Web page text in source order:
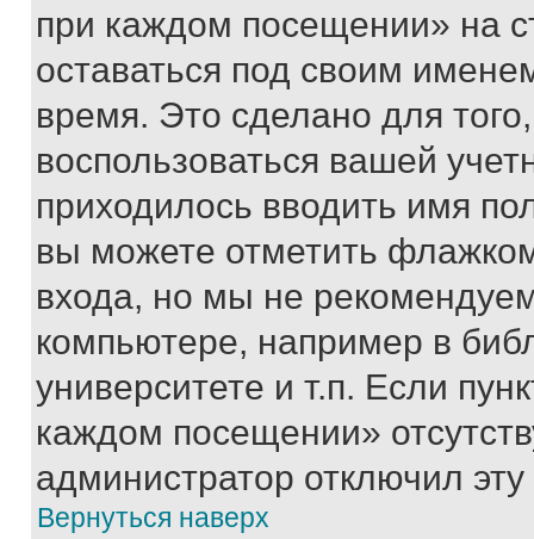
при каждом посещении» на
оставаться под своим
время. Это сделано для
воспользоваться вашей
приходилось вводить имя
вы можете отметить
входа, но мы не
компьютере, например в
университете и т.п. Если
каждом посещении»
администратор отключил
Вернуться наверх